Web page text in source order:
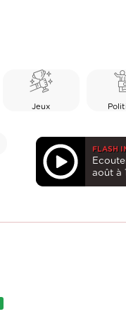
Jeux
FLASH
août à